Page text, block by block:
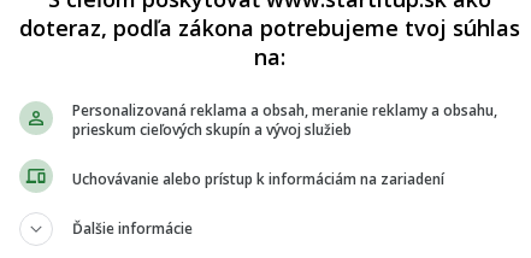
bol aj expolitik, filozof a bývalý dlhoročný
Smer-SD Boris Zala. Patrí medzi
bol považovaný za jedného z jej
doteraz, podľa zákona potrebujeme tvoj súhlas
na:
Personalizovaná reklama a obsah, meranie reklamy a obsahu,
prieskum cieľových skupín a vývoj služieb
Uchovávanie alebo prístup k informáciám na zariadení
Ďalšie informácie